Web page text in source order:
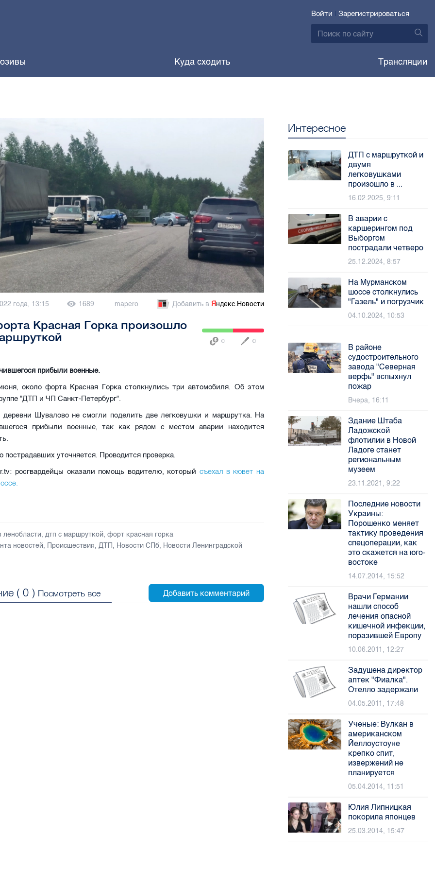
Войти | Зарегистрироваться
Куда сходить Трансляции
года, 13:15 1689 mapero Добавить в Яндекс.Новости
Красная Горка произошло
0 0
прибыли военные.
около форта Красная Горка столкнулись три автомобиля. Об этом
"ДТП и ЧП Санкт-Петербург".
деревни Шувалово не смогли поделить две легковушки и маршрутка. На
прибыли военные, так как рядом с местом аварии находится
пострадавших уточняется. Проводится проверка.
росгвардейцы оказали помощь водителю, который съехал в кювет на
ленобласти,дтп с маршруткой,форт красная горка
новостей, Происшествия,ДТП, Новости СПб, Новости Ленинградской
(0 ) Посмотреть все
Интересное
ДТП с маршруткой и
двумя
легковушками
произошло в ...
16.02.2025, 9:11
В аварии с
каршерингом под
Выборгом
пострадали четверо
25.12.2024, 8:57
На Мурманском
шоссе столкнулись
"Газель" и погрузчик
04.10.2024, 10:53
В районе
судостроительного
завода "Северная
верфь" вспыхнул
пожар
Вчера, 16:11
Здание Штаба
Ладожской
флотилии в Новой
Ладоге станет
региональным
музеем
23.11.2021, 9:22
Последние новости
Украины:
Порошенко меняет
тактику проведения
спецоперации, как
это скажется на юго-
востоке
14.07.2014, 15:52
Врачи Германии
нашли способ
лечения опасной
кишечной инфекции,
поразившей Европу
10.06.2011, 12:27
Задушена директор
аптек "Фиалка".
Отелло задержали
04.05.2011, 17:48
Ученые: Вулкан в
американском
Йеллоустоуне
крепко спит,
извержений не
планируется
05.04.2014, 11:51
Юлия Липницкая
покорила японцев
25.03.2014, 15:47